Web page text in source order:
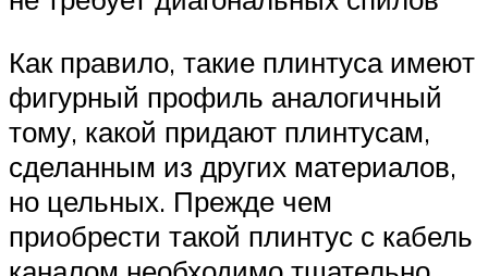
Как правило, такие плинтуса имеют
фигурный профиль аналогичный
тому, какой придают плинтусам,
сделанным из других материалов,
но цельных. Прежде чем
приобрести такой плинтус с кабель